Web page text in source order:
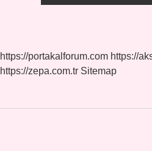
https://portakalforum.com https://
https://zepa.com.tr Sitemap